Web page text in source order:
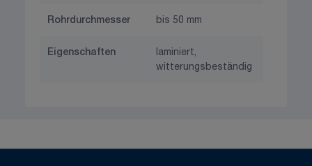
Rohrdurchmesser bis 50 mm
Eigenschaften
laminiert,
witterungsbeständig